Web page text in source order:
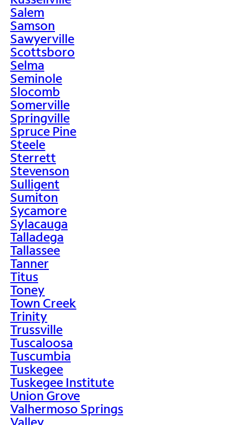
Salem
Samson
Sawyerville
Scottsboro
Selma
Seminole
Slocomb
Somerville
Springville
Spruce Pine
Steele
Sterrett
Stevenson
Sulligent
Sumiton
Sycamore
Sylacauga
Talladega
Tallassee
Tanner
Titus
Toney
Town Creek
Trinity
Trussville
Tuscaloosa
Tuscumbia
Tuskegee
Tuskegee Institute
Union Grove
Valhermoso Springs
Valley